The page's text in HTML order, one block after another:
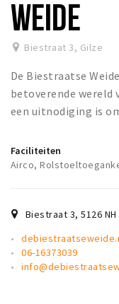
Musea, theaters &
Uitjes & activiteiten
Natuurgebieden
Baroniepoorten
Inloggen
WEIDE
Biestraat 3, Gilze
De Biestraatse
betoverende wereld
een uitnodiging is
Faciliteiten
Airco,
Biestraat 3,5126 NH
06-16373039